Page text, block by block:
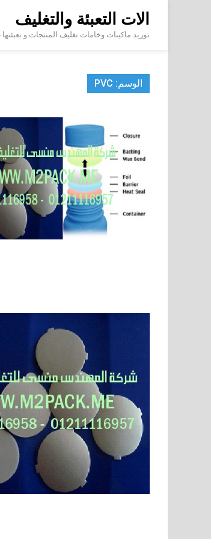
content
الات التعبئة والتغليف
توريد ماكينات وخامات تغليف المنتجات و تعبئتها 01211116954 – 01211116956 – 01211116958
الوسم: PVC